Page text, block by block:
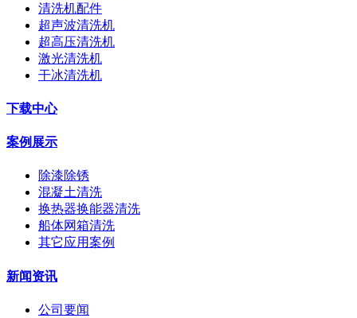
清洗机配件
超声波清洗机
超高压清洗机
激光清洗机
干冰清洗机
下载中心
案例展示
除漆除锈
混凝土清洗
换热器换能器清洗
船体网箱清洗
其它应用案例
新闻资讯
公司要闻